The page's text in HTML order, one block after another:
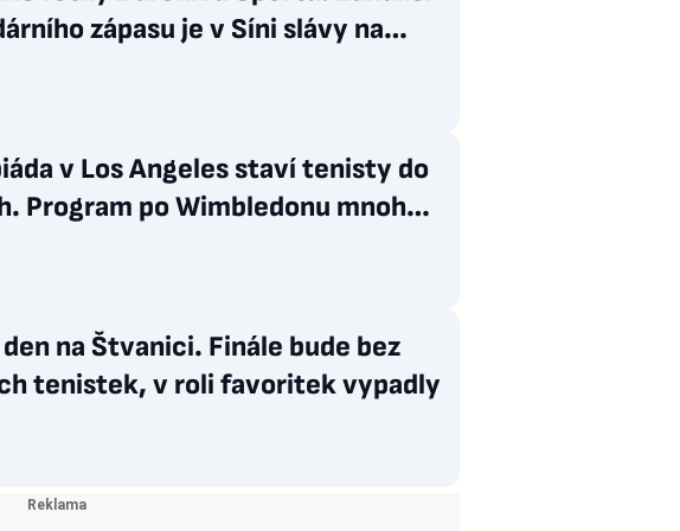
zápasu je v Síni slávy na
v Los Angeles staví tenisty do
Program po Wimbledonu mnohé z
na Štvanici. Finále bude bez
tenistek, v roli favoritek vypadly